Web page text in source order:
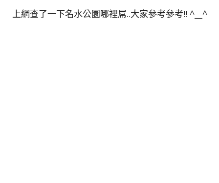
上網查了一下名水公園哪裡屌..大家參考參考!! ^__^